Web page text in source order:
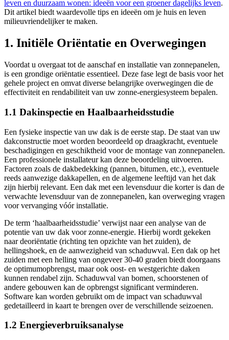
leven en duurzaam wonen: ideeën voor een groener dagelijks leven.
Dit artikel biedt waardevolle tips en ideeën om je huis en leven
milieuvriendelijker te maken.
1. Initiële Oriëntatie en Overwegingen
Voordat u overgaat tot de aanschaf en installatie van zonnepanelen,
is een grondige oriëntatie essentieel. Deze fase legt de basis voor het
gehele project en omvat diverse belangrijke overwegingen die de
effectiviteit en rendabiliteit van uw zonne-energiesysteem bepalen.
1.1 Dakinspectie en Haalbaarheidsstudie
Een fysieke inspectie van uw dak is de eerste stap. De staat van uw
dakconstructie moet worden beoordeeld op draagkracht, eventuele
beschadigingen en geschiktheid voor de montage van zonnepanelen.
Een professionele installateur kan deze beoordeling uitvoeren.
Factoren zoals de dakbedekking (pannen, bitumen, etc.), eventuele
reeds aanwezige dakkapellen, en de algemene leeftijd van het dak
zijn hierbij relevant. Een dak met een levensduur die korter is dan de
verwachte levensduur van de zonnepanelen, kan overweging vragen
voor vervanging vóór installatie.
De term ‘haalbaarheidsstudie’ verwijst naar een analyse van de
potentie van uw dak voor zonne-energie. Hierbij wordt gekeken
naar deoriëntatie (richting ten opzichte van het zuiden), de
hellingshoek, en de aanwezigheid van schaduwval. Een dak op het
zuiden met een helling van ongeveer 30-40 graden biedt doorgaans
de optimumopbrengst, maar ook oost- en westgerichte daken
kunnen rendabel zijn. Schaduwval van bomen, schoorstenen of
andere gebouwen kan de opbrengst significant verminderen.
Software kan worden gebruikt om de impact van schaduwval
gedetailleerd in kaart te brengen over de verschillende seizoenen.
1.2 Energieverbruiksanalyse